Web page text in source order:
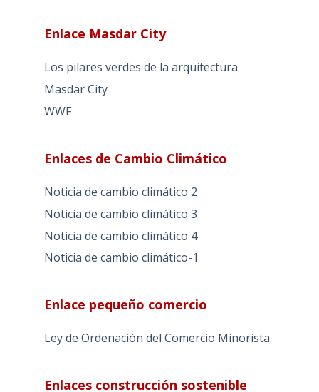
Enlace Masdar City
Los pilares verdes de la arquitectura
Masdar City
WWF
Enlaces de Cambio Climático
Noticia de cambio climático 2
Noticia de cambio climático 3
Noticia de cambio climático 4
Noticia de cambio climático-1
Enlace pequeño comercio
Ley de Ordenación del Comercio Minorista
Enlaces construcción sostenible